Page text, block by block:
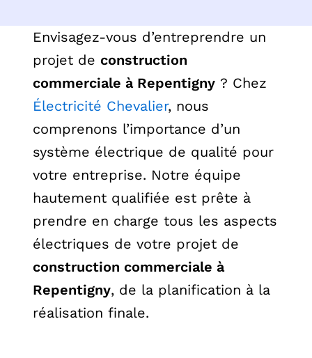
Envisagez-vous d’entreprendre un
projet de construction
commerciale à Repentigny ? Chez
Électricité Chevalier, nous
comprenons l’importance d’un
système électrique de qualité pour
votre entreprise. Notre équipe
hautement qualifiée est prête à
prendre en charge tous les aspects
électriques de votre projet de
construction commerciale à
Repentigny, de la planification à la
réalisation finale.